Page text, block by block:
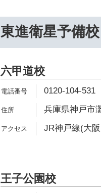
東進衛星予備校
六甲道校
0120-104-531
兵庫県神戸市
JR神戸線(大
王子公園校